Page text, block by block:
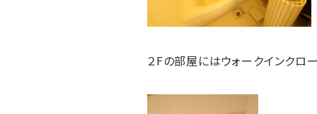
２Fの部屋にはウォークインクロ